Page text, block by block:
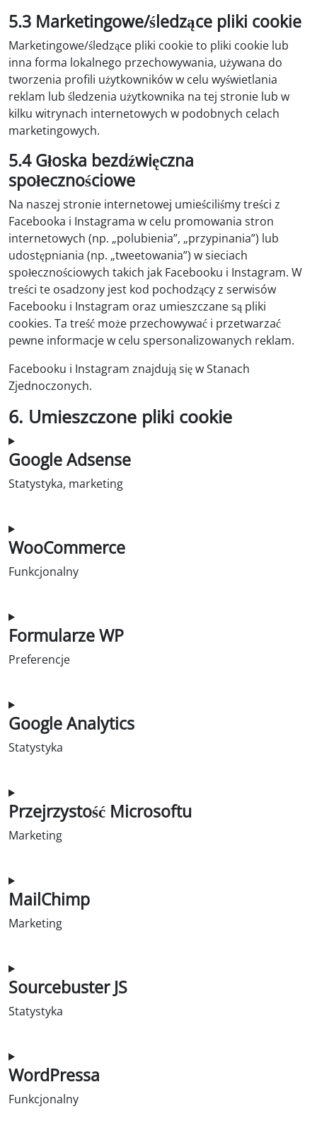
5.3 Marketingowe/śledzące pliki cookie
Marketingowe/śledzące pliki cookie to pliki cookie lub
inna forma lokalnego przechowywania, używana do
tworzenia profili użytkowników w celu wyświetlania
reklam lub śledzenia użytkownika na tej stronie lub w
kilku witrynach internetowych w podobnych celach
marketingowych.
5.4 Głoska bezdźwięczna
społecznościowe
Na naszej stronie internetowej umieściliśmy treści z
Facebooka i Instagrama w celu promowania stron
internetowych (np. „polubienia”, „przypinania”) lub
udostępniania (np. „tweetowania”) w sieciach
społecznościowych takich jak Facebooku i Instagram. W
treści te osadzony jest kod pochodzący z serwisów
Facebooku i Instagram oraz umieszczane są pliki
cookies. Ta treść może przechowywać i przetwarzać
pewne informacje w celu spersonalizowanych reklam.
Facebooku i Instagram znajdują się w Stanach
Zjednoczonych.
6. Umieszczone pliki cookie
Google Adsense
Statystyka, marketing
Zgoda na obsługę Google-Adsense
WooCommerce
Funkcjonalny
Zgoda na obsługę woocommerce
Formularze WP
Preferencje
Zgoda na obsługę wpforms
Google Analytics
Statystyka
Zgoda na obsługę Google-analytics
Przejrzystość Microsoftu
Marketing
Zgoda na usługę Microsoft-clarity
MailChimp
Marketing
Zgoda na obsługę mailchimp
Sourcebuster JS
Statystyka
Zgoda na obsługę sourcebuster-js
WordPressa
Funkcjonalny